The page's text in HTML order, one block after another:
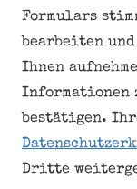
Formulars
bearbeiten
Ihnen
Informationen
bestätigen.
Dritte